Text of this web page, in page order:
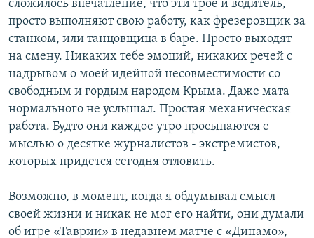
сложилось впечатление, что эти трое и водитель,
просто выполняют свою работу, как фрезеровщик за
станком, или танцовщица в баре. Просто выходят
на смену. Никаких тебе эмоций, никаких речей с
надрывом о моей идейной несовместимости со
свободным и гордым народом Крыма. Даже мата
нормального не услышал. Простая механическая
работа. Будто они каждое утро просыпаются с
мыслью о десятке журналистов - экстремистов,
которых придется сегодня отловить.
Возможно, в момент, когда я обдумывал смысл
своей жизни и никак не мог его найти, они думали
об игре «Таврии» в недавнем матче с «Динамо»,